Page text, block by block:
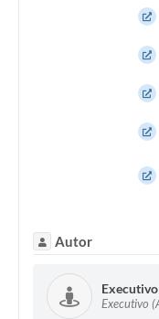
Autor
Executivo
Executivo